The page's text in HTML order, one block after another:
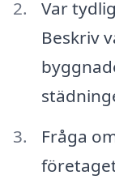
Var
Beskriv
Fråga